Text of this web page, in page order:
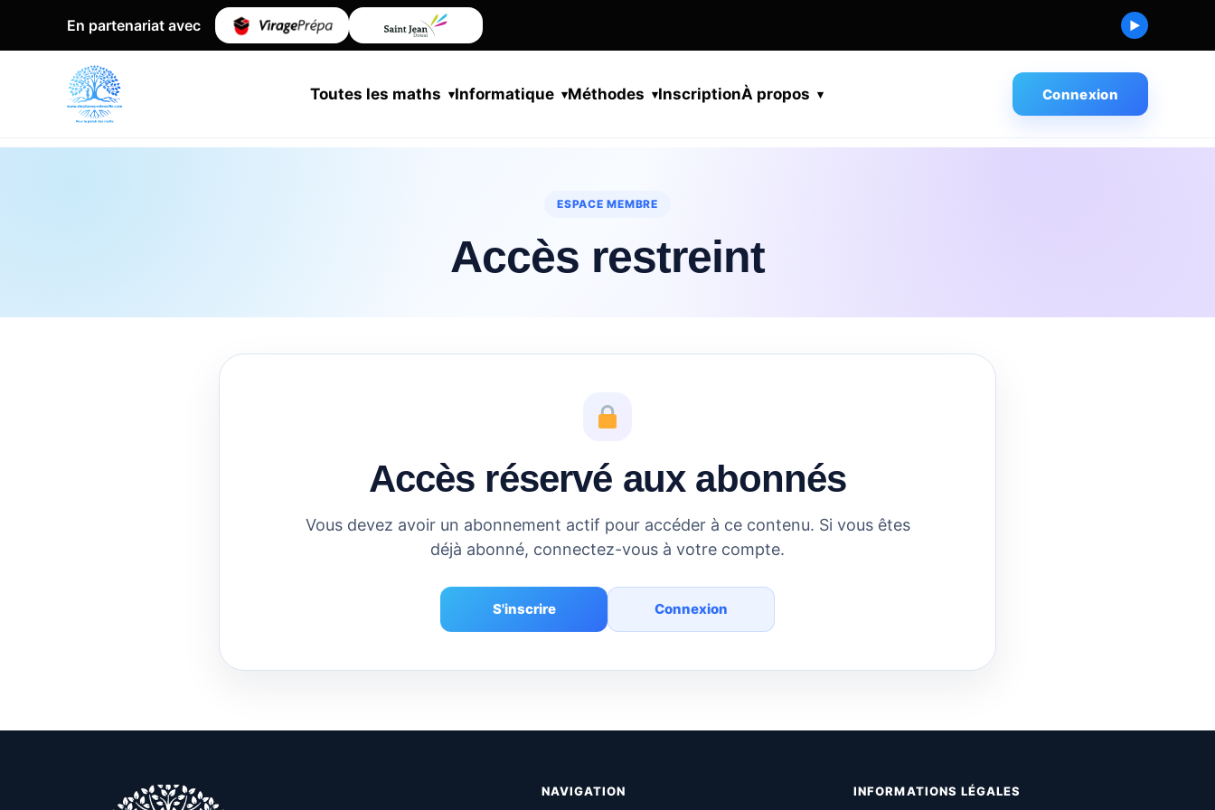
En partenariat avec ▶
Toutes les maths Informatique Méthodes InscriptionÀ propos Connexion
ESPACE MEMBRE
Accès restreint
Accès réservé aux abonnés
Vous devez avoir un abonnement actif pour accéder à ce contenu. Si vous êtes
déjà abonné, connectez-vous à votre compte.
S'inscrire Connexion
NAVIGATION INFORMATIONS LÉGALES